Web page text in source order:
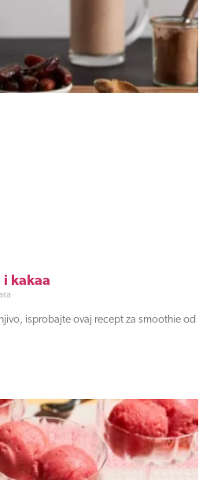
kakaa
isprobajte ovaj recept za smoothie od